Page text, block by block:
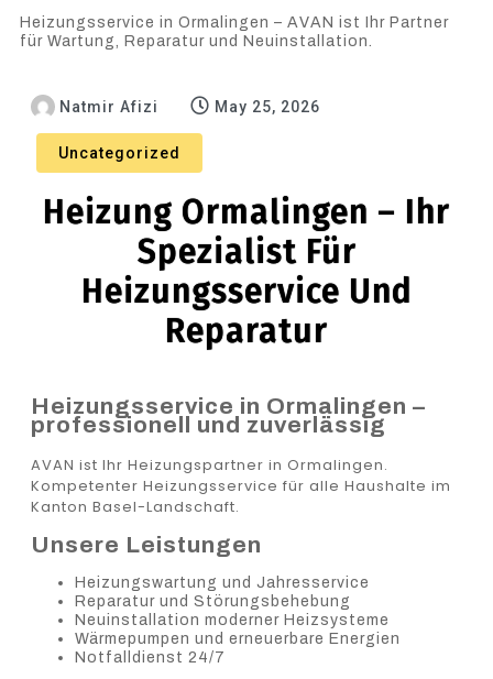
Heizungsservice in Ormalingen – AVAN ist Ihr Partner
für Wartung, Reparatur und Neuinstallation.
Natmir Afizi May 25, 2026
Uncategorized
Heizung Ormalingen – Ihr
Spezialist Für
Heizungsservice Und
Reparatur
Heizungsservice in Ormalingen –
professionell und zuverlässig
AVAN ist Ihr Heizungspartner in Ormalingen.
Kompetenter Heizungsservice für alle Haushalte im
Kanton Basel-Landschaft.
Unsere Leistungen
Heizungswartung und Jahresservice
Reparatur und Störungsbehebung
Neuinstallation moderner Heizsysteme
Wärmepumpen und erneuerbare Energien
Notfalldienst 24/7